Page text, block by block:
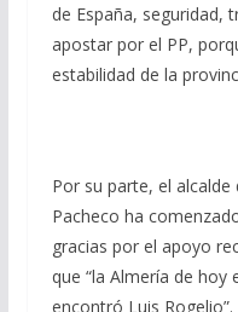
de España, seguridad,
apostar por el PP,
estabilidad de la
Por su parte, el
Pacheco ha
gracias por el apoyo
que “la Almería de
encontró Luis Rogelio”.